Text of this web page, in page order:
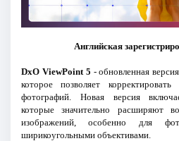
Английская
DxO ViewPoint 5 - обновленная
которое позволяет
фотографий. Новая версия
которые значительно расширяют
изображений, особенно для
ширикоугольными объективами.